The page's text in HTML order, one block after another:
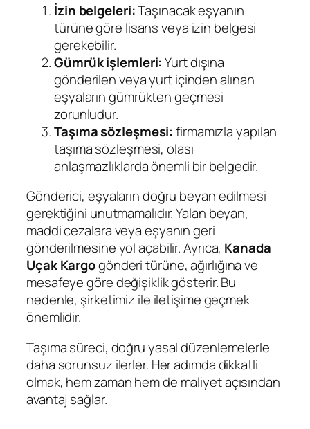
İzin belgeleri:Taşınacak eşyanın
türüne göre lisans veya izin belgesi
gerekebilir.
Gümrük işlemleri:Yurt dışına
gönderilen veya yurt içinden alınan
eşyaların gümrükten geçmesi
zorunludur.
Taşıma sözleşmesi:firmamızla yapılan
taşıma sözleşmesi, olası
anlaşmazlıklarda önemli bir belgedir.
Gönderici, eşyaların doğru beyan edilmesi
gerektiğini unutmamalıdır. Yalan beyan,
maddi cezalara veya eşyanın geri
gönderilmesine yol açabilir. Ayrıca, Kanada
Uçak Kargogönderi türüne, ağırlığına ve
mesafeye göre değişiklik gösterir. Bu
nedenle, şirketimiz ile iletişime geçmek
önemlidir.
Taşıma süreci, doğru yasal düzenlemelerle
daha sorunsuz ilerler. Her adımda dikkatli
olmak, hem zaman hem de maliyet açısından
avantaj sağlar.